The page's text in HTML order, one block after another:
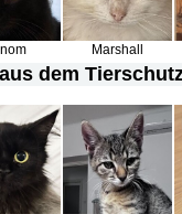
Marshall
dem